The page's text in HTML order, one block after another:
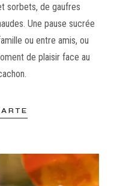
sorbets, de gaufres
Une pause sucrée
ou entre amis, ou
de plaisir face au